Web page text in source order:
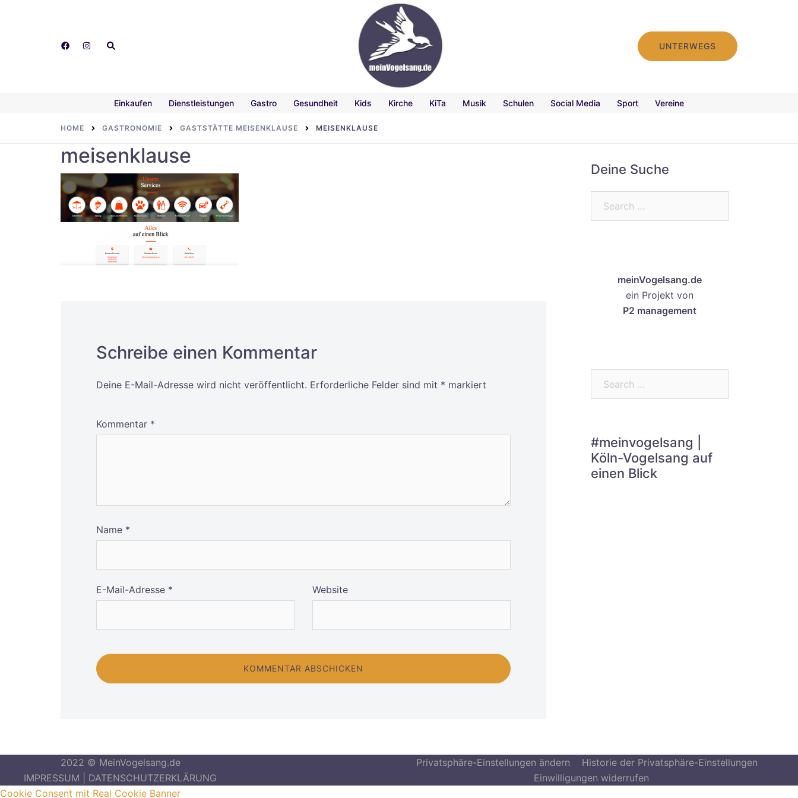
Search UNTERWEGS
Einkaufen Dienstleistungen Gastro Gesundheit Kids Kirche KiTa Musik Schulen Social Media Sport Vereine
HOME GASTRONOMIE GASTSTÄTTE MEISENKLAUSE MEISENKLAUSE
meisenklause
Schreibe einen Kommentar
Deine E-Mail-Adresse wird nicht veröffentlicht. Erforderliche Felder sind mit * markiert
Kommentar *
Name *
E-Mail-Adresse * Website
Alternative:
Deine Suche
meinVogelsang.de
ein Projekt von
P2 management
#meinvogelsang |
Köln-Vogelsang auf
einen Blick
2022 © MeinVogelsang.de
IMPRESSUM
DATENSCHUTZERKLÄRUNG
Privatsphäre-Einstellungen ändern
Historie der Privatsphäre-Einstellungen
Einwilligungen widerrufen
Cookie Consent mit Real Cookie Banner